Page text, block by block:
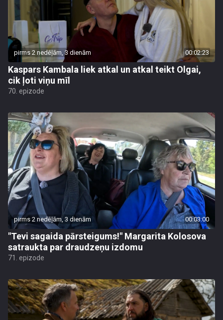
pirms 2 nedēļām, 3 dienām 00:02:23
Kaspars Kambala liek atkal un atkal teikt Olgai,
cik ļoti viņu mīl
70. epizode
pirms 2 nedēļām, 3 dienām 00:03:00
"Tevi sagaida pārsteigums!" Margarita Kolosova
satraukta par draudzeņu izdomu
71. epizode